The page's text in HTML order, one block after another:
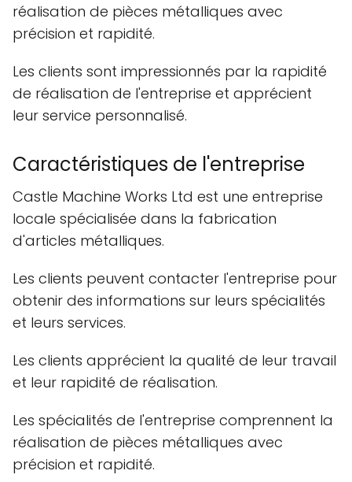
réalisation de pièces métalliques avec
précision et rapidité.
Les clients sont impressionnés par la rapidité
de réalisation de l'entreprise et apprécient
leur service personnalisé.
Caractéristiques de l'entreprise
Castle Machine Works Ltd est une entreprise
locale spécialisée dans la fabrication
d'articles métalliques.
Les clients peuvent contacter l'entreprise pour
obtenir des informations sur leurs spécialités
et leurs services.
Les clients apprécient la qualité de leur travail
et leur rapidité de réalisation.
Les spécialités de l'entreprise comprennent la
réalisation de pièces métalliques avec
précision et rapidité.